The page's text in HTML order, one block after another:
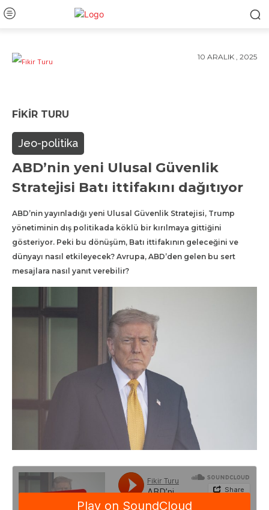
10 ARALIK , 2025
FIKIR TURU
Jeo-politika
ABD’nin yeni Ulusal Güvenlik
Stratejisi Batı ittifakını dağıtıyor
ABD’nin yayınladığı yeni Ulusal Güvenlik Stratejisi, Trump
yönetiminin dış politikada köklü bir kırılmaya gittiğini
gösteriyor. Peki bu dönüşüm, Batı ittifakının geleceğini ve
dünyayı nasıl etkileyecek? Avrupa, ABD’den gelen bu sert
mesajlara nasıl yanıt verebilir?